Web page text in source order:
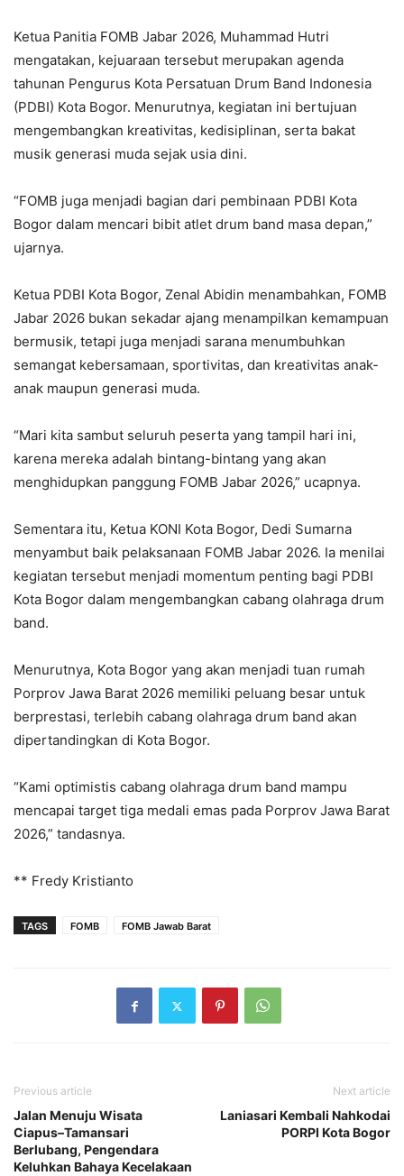
Ketua Panitia FOMB Jabar 2026, Muhammad Hutri
mengatakan, kejuaraan tersebut merupakan agenda
tahunan Pengurus Kota Persatuan Drum Band Indonesia
(PDBI) Kota Bogor. Menurutnya, kegiatan ini bertujuan
mengembangkan kreativitas, kedisiplinan, serta bakat
musik generasi muda sejak usia dini.
“FOMB juga menjadi bagian dari pembinaan PDBI Kota
Bogor dalam mencari bibit atlet drum band masa depan,”
ujarnya.
Ketua PDBI Kota Bogor, Zenal Abidin menambahkan, FOMB
Jabar 2026 bukan sekadar ajang menampilkan kemampuan
bermusik, tetapi juga menjadi sarana menumbuhkan
semangat kebersamaan, sportivitas, dan kreativitas anak-
anak maupun generasi muda.
“Mari kita sambut seluruh peserta yang tampil hari ini,
karena mereka adalah bintang-bintang yang akan
menghidupkan panggung FOMB Jabar 2026,” ucapnya.
Sementara itu, Ketua KONI Kota Bogor, Dedi Sumarna
menyambut baik pelaksanaan FOMB Jabar 2026. Ia menilai
kegiatan tersebut menjadi momentum penting bagi PDBI
Kota Bogor dalam mengembangkan cabang olahraga drum
band.
Menurutnya, Kota Bogor yang akan menjadi tuan rumah
Porprov Jawa Barat 2026 memiliki peluang besar untuk
berprestasi, terlebih cabang olahraga drum band akan
dipertandingkan di Kota Bogor.
“Kami optimistis cabang olahraga drum band mampu
mencapai target tiga medali emas pada Porprov Jawa Barat
2026,” tandasnya.
** Fredy Kristianto
TAGS FOMB FOMB Jawab Barat
Previous article
Jalan Menuju Wisata
Ciapus–Tamansari
Berlubang, Pengendara
Keluhkan Bahaya Kecelakaan
Next article
Laniasari Kembali Nahkodai
PORPI Kota Bogor